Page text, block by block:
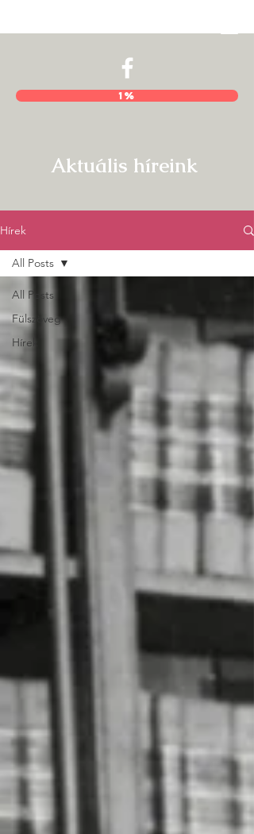
1%
Aktuális híreink
Hírek
All Posts
Fülszöveg
Hírek
All Posts